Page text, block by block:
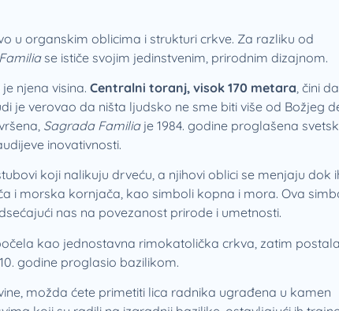
u organskim oblicima i strukturi crkve. Za razliku od
se ističe svojim jedinstvenim, prirodnim dizajnom.
njena visina. Centralni toranj, visok 170 metara, čini da
je verovao da ništa ljudsko ne sme biti više od Božjeg
Sagrada Familiaje 1984. godine proglašena
inovativnosti.
koji nalikuju drveću, a njihovi oblici se menjaju dok
i morska kornjača, kao simboli kopna i mora. Ova
nas na povezanost prirode i umetnosti.
kao jednostavna rimokatolička crkva, zatim postala
godine proglasio bazilikom.
možda ćete primetiti lica radnika ugrađena u kamen